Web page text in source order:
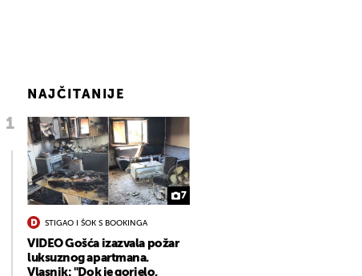
NAJČITANIJE
7
STIGAO I ŠOK S BOOKINGA
VIDEO Gošća izazvala požar
luksuznog apartmana.
Vlasnik: "Dok je gorjelo,